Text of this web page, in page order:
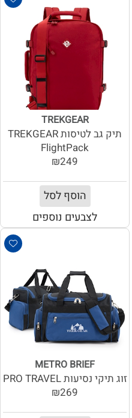
TREKGEAR
תיק גב לטיסות TREKGEAR
FlightPack
₪249
הוסף לסל
לצבעים נוספים
METRO BRIEF
זוג תיקי נסיעות PRO TRAVEL
₪269